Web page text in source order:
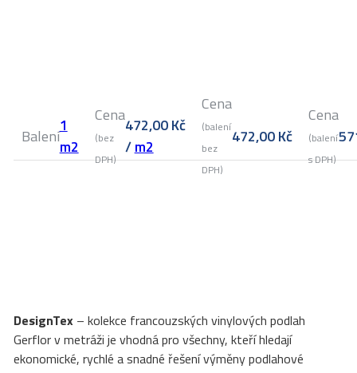
Balení1
m2
Cena
(bez
DPH)
472,00Kč
/m2
Cena
(balení
bez
DPH)
472,00Kč
Cena
(balení
s DPH)
DesignTex – kolekce francouzských vinylových podlah
Gerflor v metráži je vhodná pro všechny, kteří hledají
ekonomické, rychlé a snadné řešení výměny podlahové